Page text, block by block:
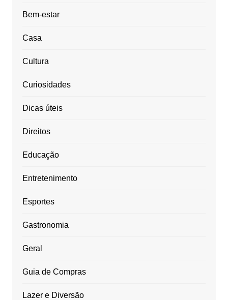
Bem-estar
Casa
Cultura
Curiosidades
Dicas úteis
Direitos
Educação
Entretenimento
Esportes
Gastronomia
Geral
Guia de Compras
Lazer e Diversão